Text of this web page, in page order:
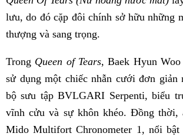
lưu, do đó cặp đôi chính sở hữu những
thượng và sang trọng.
Trong Queen of Tears, Baek Hyun
sử dụng một chiếc nhẫn cưới đơn giản
bộ sưu tập BVLGARI Serpenti, biểu
vĩnh cửu và sự khôn khéo. Đồng thời,
Mido Multifort Chronometer 1, nổi